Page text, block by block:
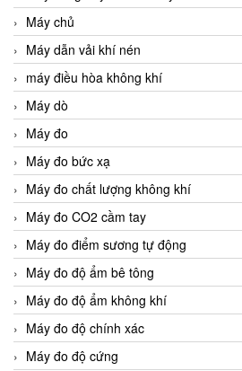
Máy chủ
Máy dẫn vải khí nén
máy điều hòa không khí
Máy dò
Máy đo
Máy đo bức xạ
Máy đo chất lượng không khí
Máy đo CO2 cầm tay
Máy đo điểm sương tự động
Máy đo độ ẩm bê tông
Máy đo độ ẩm không khí
Máy đo độ chính xác
Máy đo độ cứng